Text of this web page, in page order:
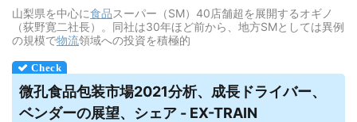
山梨県を中心に食品スーパー（SM）40店舗超を展開するオギノ
（荻野寛二社長）。同社は30年ほど前から、地方SMとしては異例
の規模で物流領域への投資を積極的
微孔食品包装市場2021分析、成長ドライバー、
ベンダーの展望、シェア - EX-TRAIN